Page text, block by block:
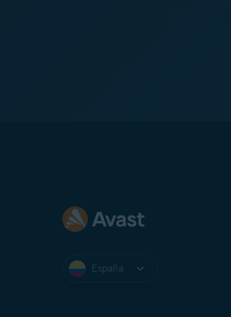
España